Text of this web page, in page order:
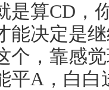
是算CD，
能决定是
个，靠感
平A，白白